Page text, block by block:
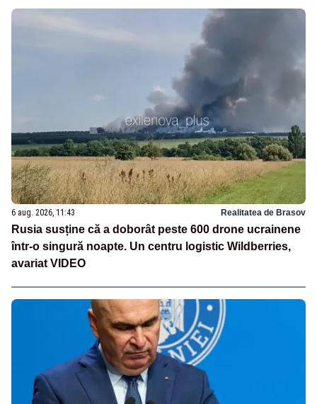
6 aug. 2026, 11:43 Realitatea de Brasov
Rusia susține că a doborât peste 600 drone ucrainene
într-o singură noapte. Un centru logistic Wildberries,
avariat VIDEO